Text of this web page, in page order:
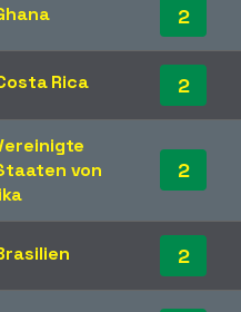
2
Rica 2
von
2
2